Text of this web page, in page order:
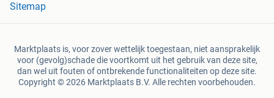
Sitemap
Marktplaats is, voor zover wettelijk toegestaan, niet aansprakelijk
voor (gevolg)schade die voortkomt uit het gebruik van deze site,
dan wel uit fouten of ontbrekende functionaliteiten op deze site.
Copyright © 2026 Marktplaats B.V. Alle rechten voorbehouden.